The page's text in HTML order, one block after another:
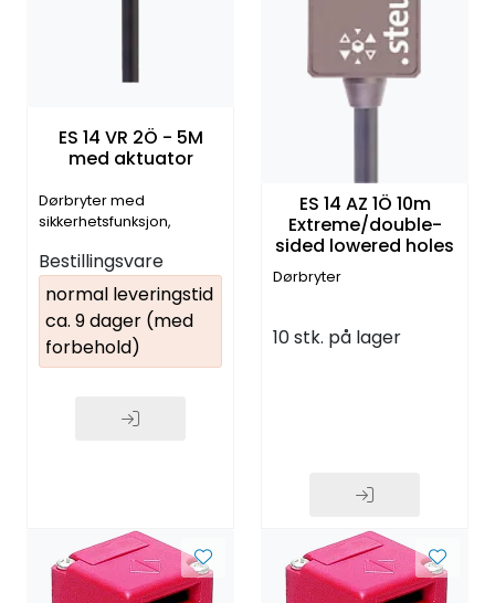
ES 14 VR 2Ö - 5M
med aktuator
Dørbryter med
sikkerhetsfunksjon,
(14563001) komplett med
Bestillingsvare
normal leveringstid
ca. 9 dager (med
forbehold)
ES 14 AZ 1Ö 10m
Extreme/double-
sided lowered holes
Dørbryter
10 stk. på lager